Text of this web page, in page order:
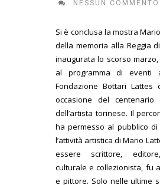
NESSUN COMMENTO
Si è conclusa la mostra
della memoria alla Reggia
inaugurata lo scorso
al programma di eventi
Fondazione Bottari Lattes
occasione del centenario
dell’artista torinese. Il
ha permesso al pubblico
l’attività artistica di Mario
essere scrittore,
culturale e collezionista, fu
e pittore. Solo nelle ultime